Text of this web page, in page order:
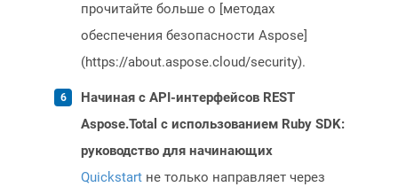
прочитайте больше о [методах
обеспечения безопасности Aspose]
(https://about.aspose.cloud/security).
Начиная с API-интерфейсов REST
Aspose.Total с использованием Ruby SDK:
руководство для начинающих
Quickstart не только направляет через